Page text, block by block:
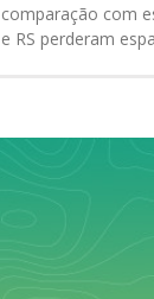
comparação com
e RS perderam